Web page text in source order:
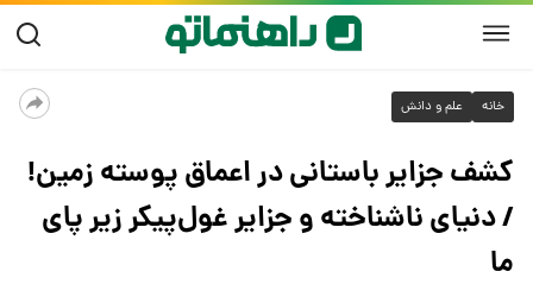
خانه علم و دانش
کشف جزایر باستانی در اعماق پوسته زمین!
/ دنیای ناشناخته و جزایر غول‌پیکر زیر پای
ما